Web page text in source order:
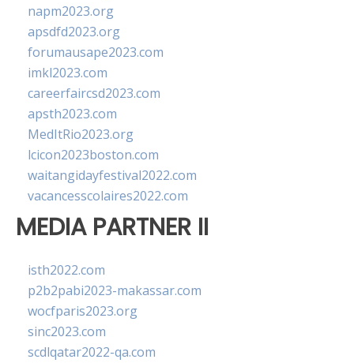
napm2023.org
apsdfd2023.org
forumausape2023.com
imkl2023.com
careerfaircsd2023.com
apsth2023.com
MedItRio2023.org
lcicon2023boston.com
waitangidayfestival2022.com
vacancesscolaires2022.com
MEDIA PARTNER II
isth2022.com
p2b2pabi2023-makassar.com
wocfparis2023.org
sinc2023.com
scdlqatar2022-qa.com